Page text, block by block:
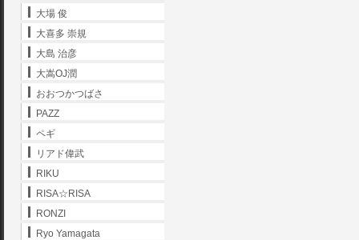
大場 俊
大喜多 崇規
大島 治彦
大嵩OJ潤
おおつかつばさ
PAZZ
ペギ
リアド偉武
RIKU
RISA☆RISA
RONZI
Ryo Yamagata